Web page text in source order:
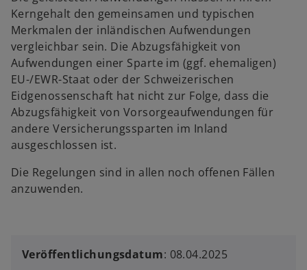
Kerngehalt den gemeinsamen und typischen
Merkmalen der inländischen Aufwendungen
vergleichbar sein. Die Abzugsfähigkeit von
Aufwendungen einer Sparte im (ggf. ehemaligen)
EU-/EWR-Staat oder der Schweizerischen
Eidgenossenschaft hat nicht zur Folge, dass die
Abzugsfähigkeit von Vorsorgeaufwendungen für
andere Versicherungssparten im Inland
ausgeschlossen ist.
Die Regelungen sind in allen noch offenen Fällen
anzuwenden.
Veröffentlichungsdatum: 08.04.2025